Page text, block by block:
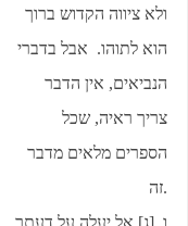
ולא ציווה הקדוש ברוך
הוא לתוהו. אבל בדברי
הנביאים, אין הדבר
צריך ראיה, שכל
הספרים מלאים מדבר
זה.
ו [ג] אל יעלה על דעתך